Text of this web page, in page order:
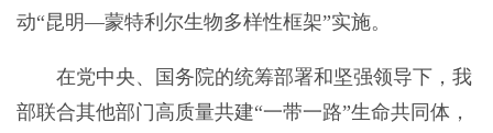
动“昆明—蒙特利尔生物多样性框架”实施。
在党中央、国务院的统筹部署和坚强领导下，我
部联合其他部门高质量共建“一带一路”生命共同体，